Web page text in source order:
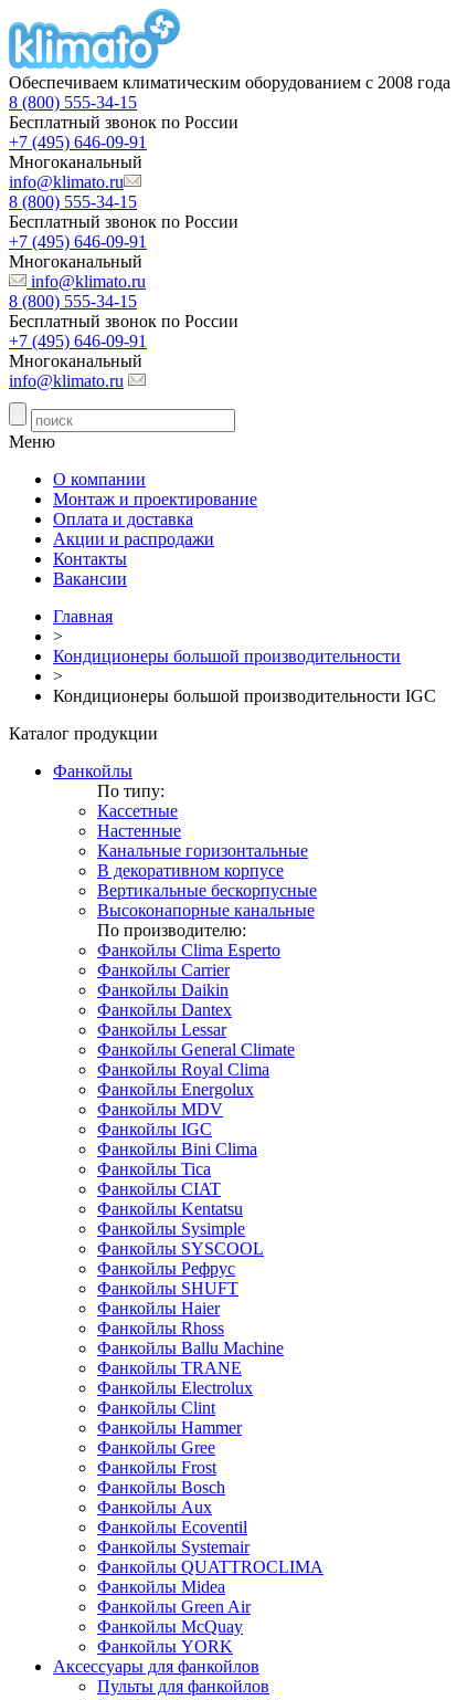
Обеспечиваем климатическим оборудованием с 2008 года
8 (800) 555-34-15
Бесплатный звонок по России
+7 (495) 646-09-91
Многоканальный
info@klimato.ru
8 (800) 555-34-15
Бесплатный звонок по России
+7 (495) 646-09-91
Многоканальный
info@klimato.ru
8 (800) 555-34-15
Бесплатный звонок по России
+7 (495) 646-09-91
Многоканальный
info@klimato.ru
Меню
О компании
Монтаж и проектирование
Оплата и доставка
Акции и распродажи
Контакты
Вакансии
Главная
>
Кондиционеры большой производительности
>
Кондиционеры большой производительности IGC
Каталог продукции
Фанкойлы
По типу:
Кассетные
Настенные
Канальные горизонтальные
В декоративном корпусе
Вертикальные бескорпусные
Высоконапорные канальные
По производителю:
Фанкойлы Clima Esperto
Фанкойлы Carrier
Фанкойлы Daikin
Фанкойлы Dantex
Фанкойлы Lessar
Фанкойлы General Climate
Фанкойлы Royal Clima
Фанкойлы Energolux
Фанкойлы MDV
Фанкойлы IGC
Фанкойлы Bini Clima
Фанкойлы Tica
Фанкойлы CIAT
Фанкойлы Kentatsu
Фанкойлы Sysimple
Фанкойлы SYSCOOL
Фанкойлы Рефрус
Фанкойлы SHUFT
Фанкойлы Haier
Фанкойлы Rhoss
Фанкойлы Ballu Machine
Фанкойлы TRANE
Фанкойлы Electrolux
Фанкойлы Clint
Фанкойлы Hammer
Фанкойлы Gree
Фанкойлы Frost
Фанкойлы Bosch
Фанкойлы Aux
Фанкойлы Ecoventil
Фанкойлы Systemair
Фанкойлы QUATTROCLIMA
Фанкойлы Midea
Фанкойлы Green Air
Фанкойлы McQuay
Фанкойлы YORK
Аксессуары для фанкойлов
Пульты для фанкойлов